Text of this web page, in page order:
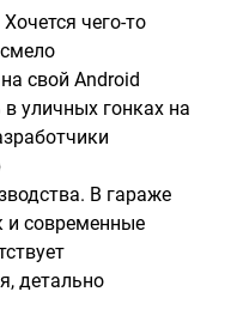
чего-то
на свой Android
уличных гонках на
В гараже
и современные
детально